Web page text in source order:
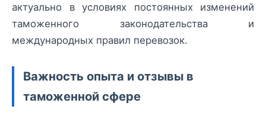
актуально в условиях постоянных изменений
таможенного законодательства и
международных правил перевозок.
Важность опыта и отзывы в
таможенной сфере